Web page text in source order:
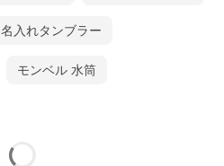
名入れタンブラー
モンベル 水筒